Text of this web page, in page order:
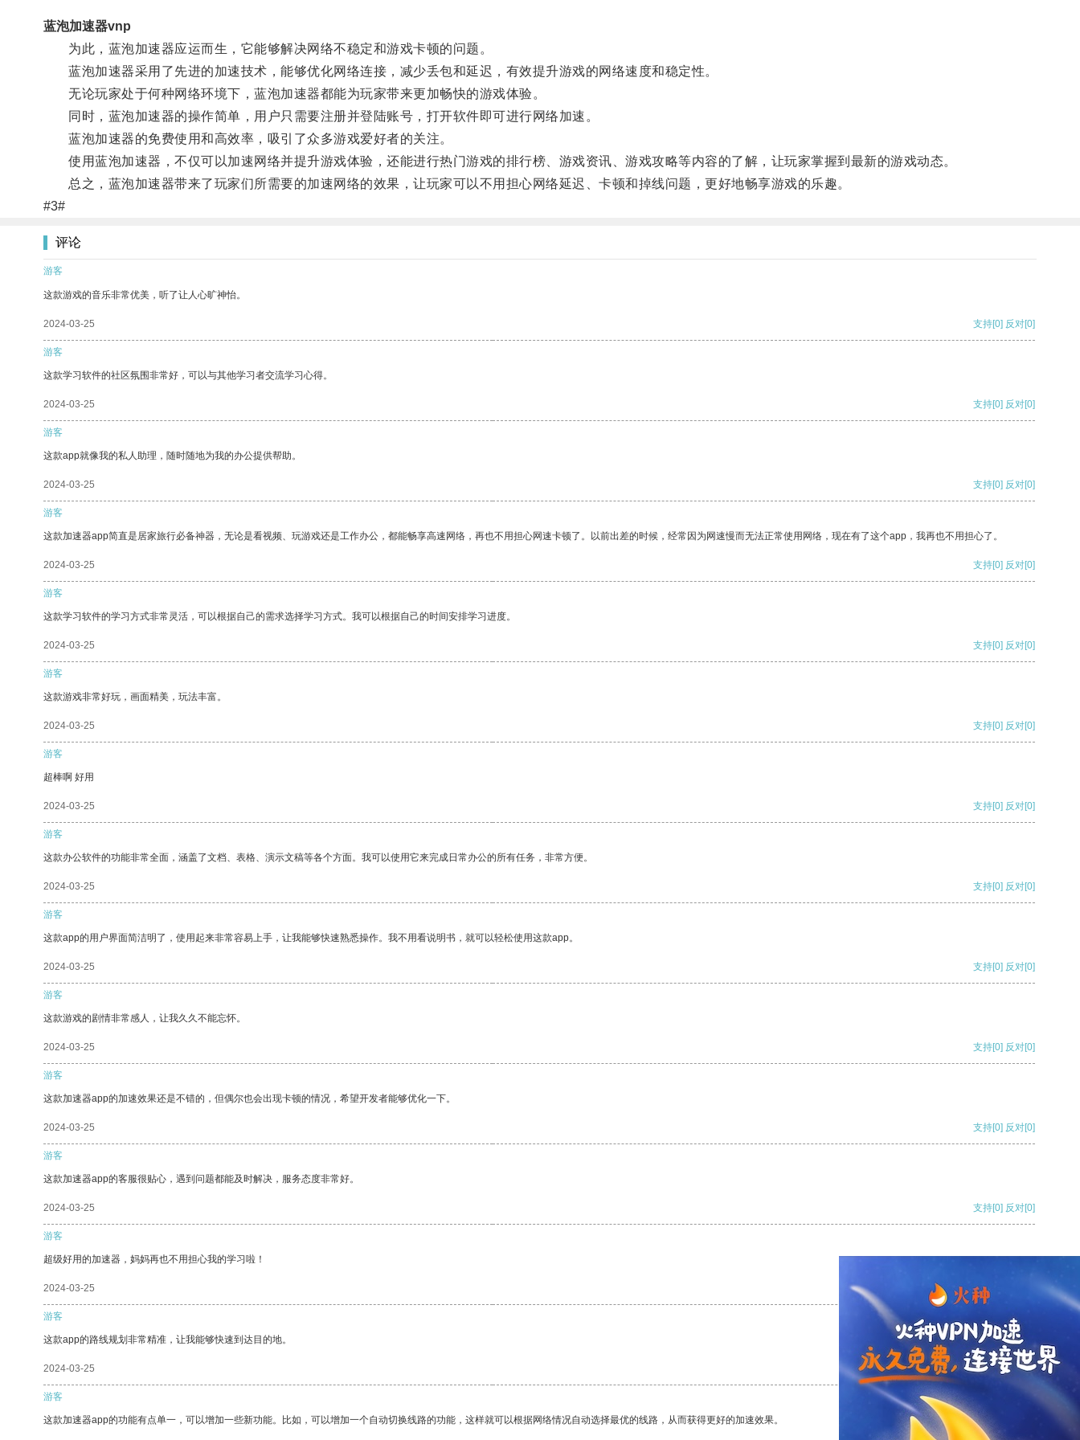
蓝泡加速器vnp
为此，蓝泡加速器应运而生，它能够解决网络不稳定和游戏卡顿的问题。
蓝泡加速器采用了先进的加速技术，能够优化网络连接，减少丢包和延迟，有效提升游戏的网络速度和稳定性。
无论玩家处于何种网络环境下，蓝泡加速器都能为玩家带来更加畅快的游戏体验。
同时，蓝泡加速器的操作简单，用户只需要注册并登陆账号，打开软件即可进行网络加速。
蓝泡加速器的免费使用和高效率，吸引了众多游戏爱好者的关注。
使用蓝泡加速器，不仅可以加速网络并提升游戏体验，还能进行热门游戏的排行榜、游戏资讯、游戏攻略等内容的了解，让玩家掌握到最新的游戏动态。
总之，蓝泡加速器带来了玩家们所需要的加速网络的效果，让玩家可以不用担心网络延迟、卡顿和掉线问题，更好地畅享游戏的乐趣。
#3#
评论
游客
这款游戏的音乐非常优美，听了让人心旷神怡。
2024-03-25 支持[0] 反对[0]
游客
这款学习软件的社区氛围非常好，可以与其他学习者交流学习心得。
2024-03-25 支持[0] 反对[0]
游客
这款app就像我的私人助理，随时随地为我的办公提供帮助。
2024-03-25 支持[0] 反对[0]
游客
这款加速器app简直是居家旅行必备神器，无论是看视频、玩游戏还是工作办公，都能畅享高速网络，再也不用担心网速卡顿了。以前出差的时候，经常因为网速慢而无法正常使用网络，现在有了这个app，我再也不用担心了。
2024-03-25 支持[0] 反对[0]
游客
这款学习软件的学习方式非常灵活，可以根据自己的需求选择学习方式。我可以根据自己的时间安排学习进度。
2024-03-25 支持[0] 反对[0]
游客
这款游戏非常好玩，画面精美，玩法丰富。
2024-03-25 支持[0] 反对[0]
游客
超棒啊 好用
2024-03-25 支持[0] 反对[0]
游客
这款办公软件的功能非常全面，涵盖了文档、表格、演示文稿等各个方面。我可以使用它来完成日常办公的所有任务，非常方便。
2024-03-25 支持[0] 反对[0]
游客
这款app的用户界面简洁明了，使用起来非常容易上手，让我能够快速熟悉操作。我不用看说明书，就可以轻松使用这款app。
2024-03-25 支持[0] 反对[0]
游客
这款游戏的剧情非常感人，让我久久不能忘怀。
2024-03-25 支持[0] 反对[0]
游客
这款加速器app的加速效果还是不错的，但偶尔也会出现卡顿的情况，希望开发者能够优化一下。
2024-03-25 支持[0] 反对[0]
游客
这款加速器app的客服很贴心，遇到问题都能及时解决，服务态度非常好。
2024-03-25 支持[0] 反对[0]
游客
超级好用的加速器，妈妈再也不用担心我的学习啦！
2024-03-25 支持
游客
这款app的路线规划非常精准，让我能够快速到达目的地。
2024-03-25 支持[0] 反对[0]
游客
这款加速器app的功能有点单一，可以增加一些新功能。比如，可以增加一个自动切换线路的功能，这样就可以根据网络情况自动选择最优的线路，从而获得更好的加速效果。